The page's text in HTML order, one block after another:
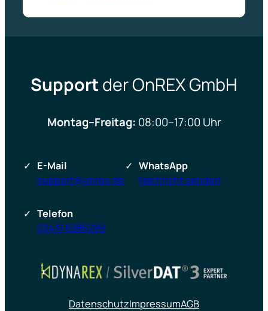
Support der OnREX GmbH
Montag–Freitag: 08:00–17:00 Uhr
E-Mail
support@onrex.de
WhatsApp
Nachricht senden
Telefon
03431 6286299
DatenschutzImpressumAGB